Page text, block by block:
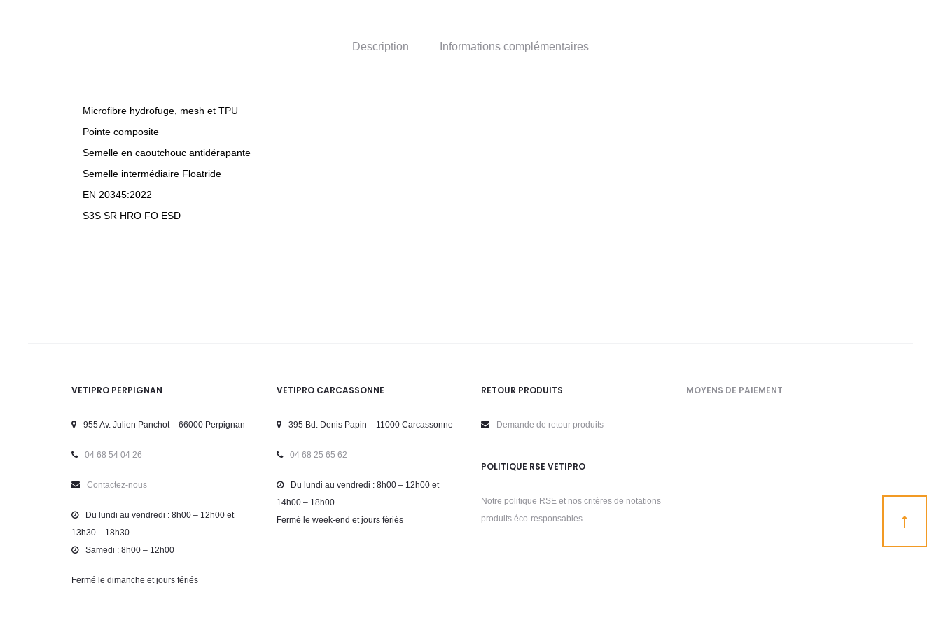
Description Informations complémentaires
Microfibre hydrofuge, mesh et TPU
Pointe composite
Semelle en caoutchouc antidérapante
Semelle intermédiaire Floatride
EN 20345:2022
S3S SR HRO FO ESD
VETIPRO PERPIGNAN
955 Av. Julien Panchot – 66000 Perpignan
04 68 54 04 26
Contactez-nous
Du lundi au vendredi : 8h00 – 12h00 et
13h30 – 18h30
Samedi : 8h00 – 12h00
Fermé le dimanche et jours fériés
VETIPRO CARCASSONNE
395 Bd. Denis Papin – 11000 Carcassonne
04 68 25 65 62
Du lundi au vendredi : 8h00 – 12h00 et
14h00 – 18h00
Fermé le week-end et jours fériés
RETOUR PRODUITS
Demande de retour produits
POLITIQUE RSE VETIPRO
Notre politique RSE et nos critères de notations
produits éco-responsables
MOYENS DE PAIEMENT